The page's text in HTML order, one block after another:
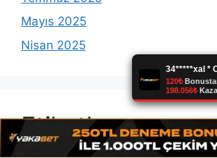
Mayıs 2025
Nisan 2025
Etiketler